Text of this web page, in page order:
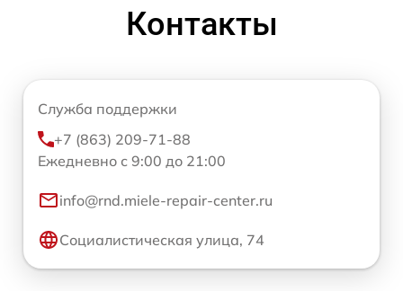
Контакты
Служба поддержки
+7 (863) 209-71-88
Ежедневно с 9:00 до 21:00
info@rnd.miele-repair-center.ru
Социалистическая улица, 74